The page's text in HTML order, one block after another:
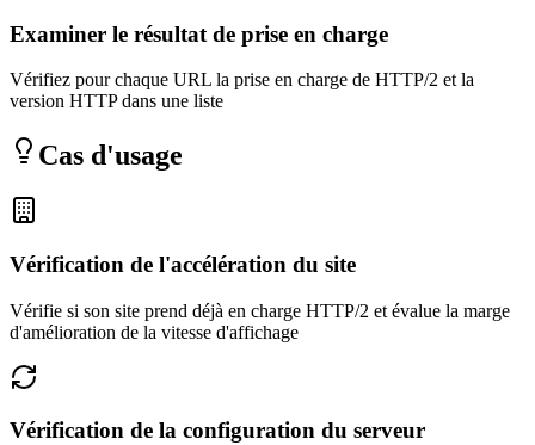
Examiner le résultat de prise en charge
Vérifiez pour chaque URL la prise en charge de HTTP/2 et la
version HTTP dans une liste
Cas d'usage
Vérification de l'accélération du site
Vérifie si son site prend déjà en charge HTTP/2 et évalue la marge
d'amélioration de la vitesse d'affichage
Vérification de la configuration du serveur